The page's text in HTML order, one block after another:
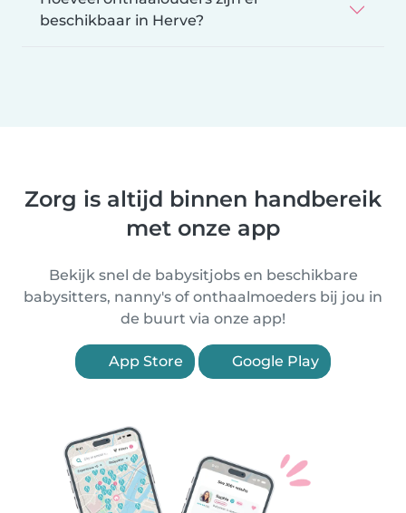
beschikbaar in Herve?
Zorg is altijd binnen handbereik
met onze app
Bekijk snel de babysitjobs en beschikbare
babysitters, nanny's of onthaalmoeders bij jou in
de buurt via onze app!
App Store Google Play